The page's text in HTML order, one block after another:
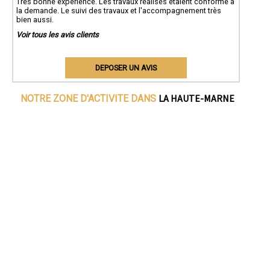
la demande. Le suivi des travaux et l'accompagnement très
bien aussi.
Voir tous les avis clients
DEPOSER UN AVIS
NOTRE ZONE D'ACTIVITE DANS LA HAUTE-MARNE